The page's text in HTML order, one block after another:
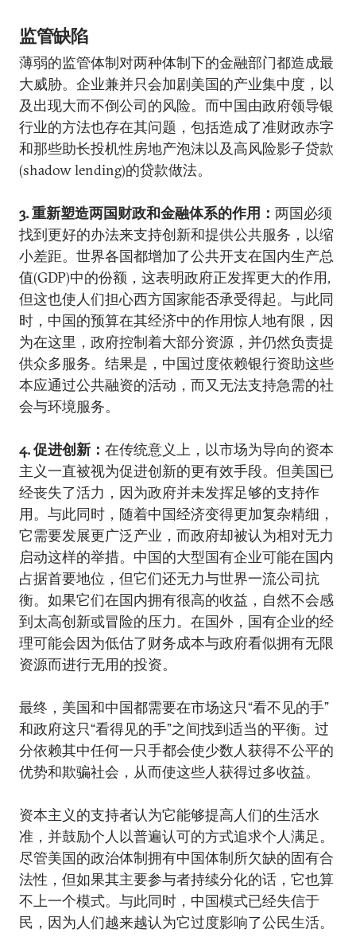
监管缺陷
薄弱的监管体制对两种体制下的金融部门都造成最
大威胁。企业兼并只会加剧美国的产业集中度，以
及出现大而不倒公司的风险。而中国由政府领导银
行业的方法也存在其问题，包括造成了准财政赤字
和那些助长投机性房地产泡沫以及高风险影子贷款
(shadow lending)的贷款做法。
3. 重新塑造两国财政和金融体系的作用： 两国必须
找到更好的办法来支持创新和提供公共服务，以缩
小差距。世界各国都增加了公共开支在国内生产总
值(GDP)中的份额，这表明政府正发挥更大的作用,
但这也使人们担心西方国家能否承受得起。与此同
时，中国的预算在其经济中的作用惊人地有限，因
为在这里，政府控制着大部分资源，并仍然负责提
供众多服务。结果是，中国过度依赖银行资助这些
本应通过公共融资的活动，而又无法支持急需的社
会与环境服务。
4. 促进创新： 在传统意义上，以市场为导向的资本
主义一直被视为促进创新的更有效手段。但美国已
经丧失了活力，因为政府并未发挥足够的支持作
用。与此同时，随着中国经济变得更加复杂精细，
它需要发展更广泛产业，而政府却被认为相对无力
启动这样的举措。中国的大型国有企业可能在国内
占据首要地位，但它们还无力与世界一流公司抗
衡。如果它们在国内拥有很高的收益，自然不会感
到太高创新或冒险的压力。在国外，国有企业的经
理可能会因为低估了财务成本与政府看似拥有无限
资源而进行无用的投资。
最终，美国和中国都需要在市场这只“看不见的手”
和政府这只“看得见的手”之间找到适当的平衡。过
分依赖其中任何一只手都会使少数人获得不公平的
优势和欺骗社会，从而使这些人获得过多收益。
资本主义的支持者认为它能够提高人们的生活水
准，并鼓励个人以普遍认可的方式追求个人满足。
尽管美国的政治体制拥有中国体制所欠缺的固有合
法性，但如果其主要参与者持续分化的话，它也算
不上一个模式。与此同时，中国模式已经失信于
民，因为人们越来越认为它过度影响了公民生活。